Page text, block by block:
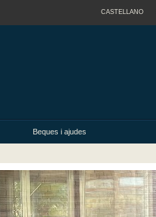
CASTELLANO
Beques i ajudes